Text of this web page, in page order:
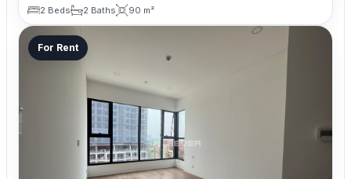
2 Beds
2 Baths 90 m²
For Rent